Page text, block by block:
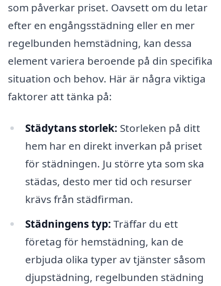
som påverkar priset. Oavsett om du letar
efter en engångsstädning eller en mer
regelbunden hemstädning, kan dessa
element variera beroende på din specifika
situation och behov. Här är några viktiga
faktorer att tänka på:
Städytans storlek: Storleken på ditt
hem har en direkt inverkan på priset
för städningen. Ju större yta som ska
städas, desto mer tid och resurser
krävs från städfirman.
Städningens typ: Träffar du ett
företag för hemstädning, kan de
erbjuda olika typer av tjänster såsom
djupstädning, regelbunden städning